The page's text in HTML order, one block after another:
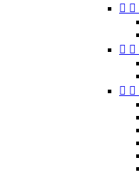
 
 
 